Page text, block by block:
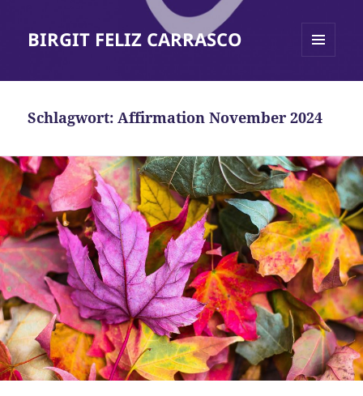
BIRGIT FELIZ CARRASCO
Schlagwort:Affirmation November 2024